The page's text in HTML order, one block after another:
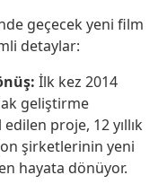
geçecek yeni film
detaylar:
İlk kez 2014
geliştirme
proje, 12 yıllık
şirketlerinin yeni
hayata dönüyor.